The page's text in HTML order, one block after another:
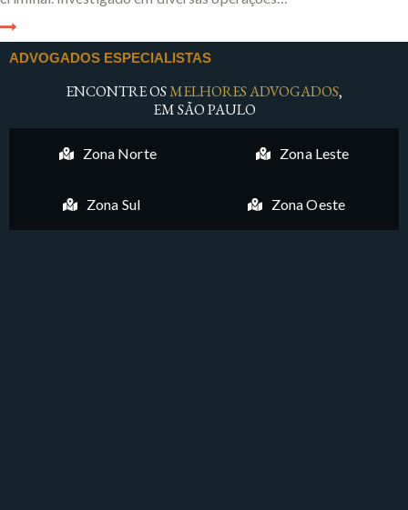
ADVOGADOS ESPECIALISTAS
ENCONTRE OSMELHORES ADVOGADOS,
EM SÃO PAULO
Zona Norte Zona Leste
Zona Sul Zona Oeste